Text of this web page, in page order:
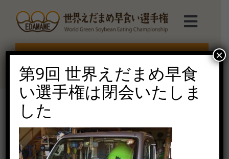
content
選手権TOP
選手権について
えだまめmarche
ルール説明
DSC_0808
2021年7月27日（火）
第9回 世界えだまめ早食
い選手権は閉会いたしま
した
×